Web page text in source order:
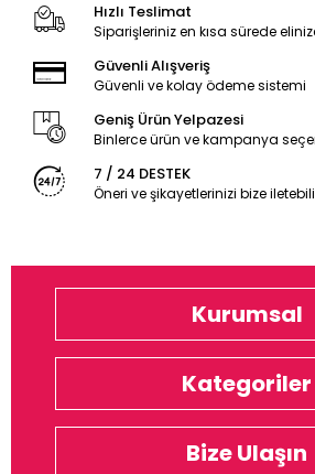
Hızlı Teslimat
Siparişleriniz en kısa sürede
Güvenli Alışveriş
Güvenli ve kolay ödeme sistemi
Geniş Ürün Yelpazesi
Binlerce ürün ve kampanya
7 / 24 DESTEK
Öneri ve şikayetlerinizi bize
Kurumsal
Kategoriler
Bize Ulaşın